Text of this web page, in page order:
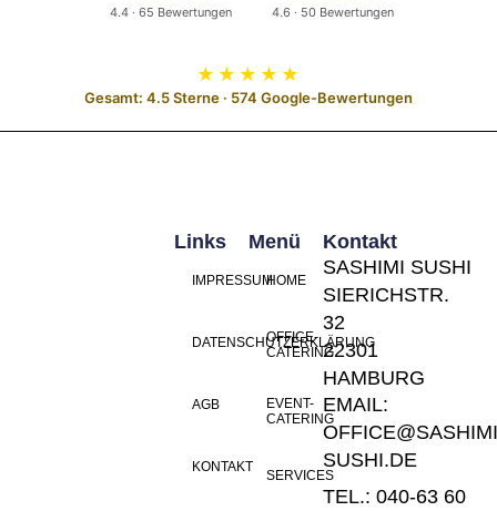
4.4 · 65 Bewertungen 4.6 · 50 Bewertungen
★★★★★
Gesamt: 4.5 Sterne · 574 Google-Bewertungen
Menü
HOME
OFFICE-
CATERING
EVENT-
CATERING
SERVICES
Links
IMPRESSUM
DATENSCHUTZERKLÄRUNG
AGB
KONTAKT
Kontakt
SASHIMI SUSHI
SIERICHSTR.
32
22301
HAMBURG
EMAIL:
SUSHI.DE
TEL.: 040-63 60